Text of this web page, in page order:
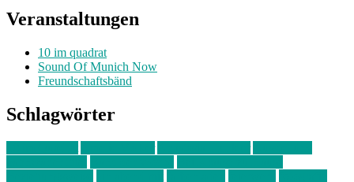
Veranstaltungen
10 im quadrat
Sound Of Munich Now
Freundschaftsbänd
Schlagwörter